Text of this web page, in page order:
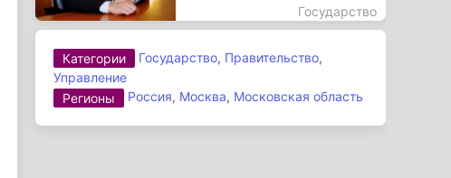
Государство
Категории Государство, Правительство,
Управление
Регионы
Россия, Москва, Московская область